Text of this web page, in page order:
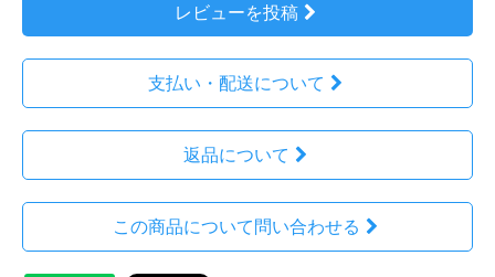
レビューを投稿
支払い・配送について
返品について
この商品について問い合わせる